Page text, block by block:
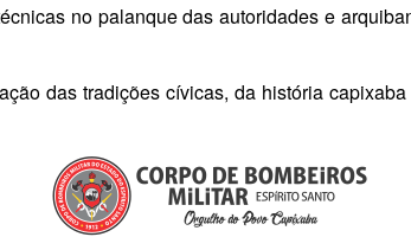
no palanque das autoridades e
das tradições cívicas, da história